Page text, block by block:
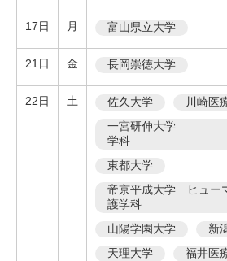
17日 月 富山県立大学
21日 金 長岡崇徳大学
22日 土 佐久大学
川崎医
一宮研伸大学
学科
東都大学
帝京平成大学 ヒュー
護学科
山陽学園大学
新
天理大学
福井医